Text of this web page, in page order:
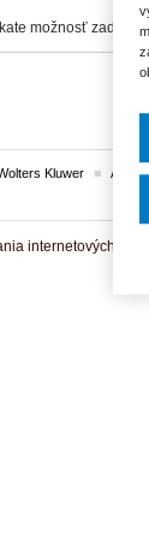
možnosť zadať
Kluwer ASPI
internetových